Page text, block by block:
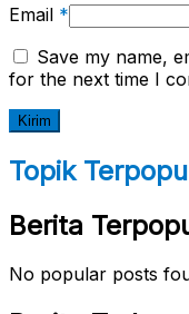
Email *
Save my name,
for the next time I
Topik
Berita
No popular posts